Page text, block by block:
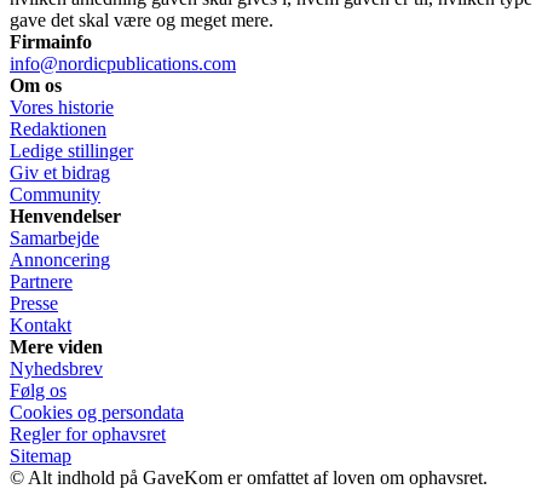
gave det skal være og meget mere.
Firmainfo
info@nordicpublications.com
Om os
Vores historie
Redaktionen
Ledige stillinger
Giv et bidrag
Community
Henvendelser
Samarbejde
Annoncering
Partnere
Presse
Kontakt
Mere viden
Nyhedsbrev
Følg os
Cookies og persondata
Regler for ophavsret
Sitemap
© Alt indhold på GaveKom er omfattet af loven om ophavsret.